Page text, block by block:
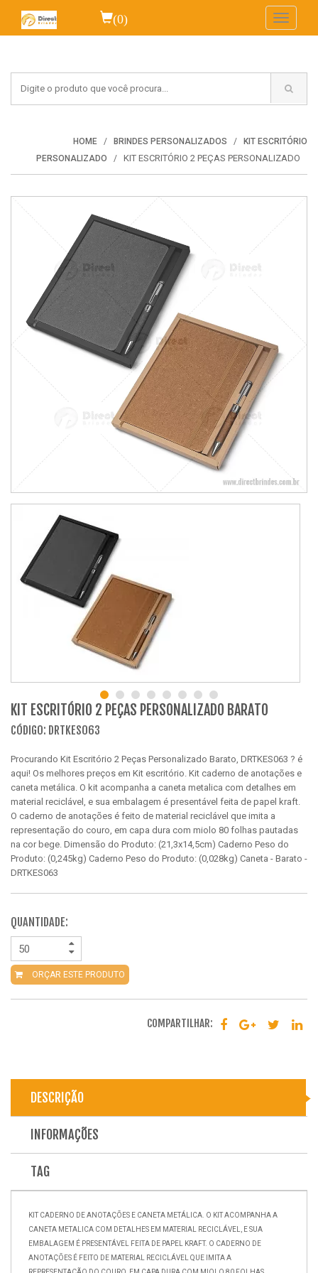
(0)
Toggle
HOME BRINDES PERSONALIZADOS
KIT ESCRITÓRIO
PERSONALIZADO
KIT ESCRITÓRIO 2 PEÇAS PERSONALIZADO
KIT ESCRITÓRIO 2 PEÇAS PERSONALIZADO BARATO
CÓDIGO: DRTKES063
Procurando Kit Escritório 2 Peças Personalizado Barato, DRTKES063 ? é
aqui! Os melhores preços em Kit escritório. Kit caderno de anotações e
caneta metálica. O kit acompanha a caneta metalica com detalhes em
material reciclável, e sua embalagem é presentável feita de papel kraft.
O caderno de anotações é feito de material reciclável que imita a
representação do couro, em capa dura com miolo 80 folhas pautadas
na cor bege. Dimensão do Produto: (21,3x14,5cm) Caderno Peso do
Produto: (0,245kg) Caderno Peso do Produto: (0,028kg) Caneta - Barato -
DRTKES063
QUANTIDADE:
ORÇAR ESTE PRODUTO
COMPARTILHAR:
DESCRIÇÃO
INFORMAÇÕES
TAG
KIT CADERNO DE ANOTAÇÕES E CANETA METÁLICA. O KIT ACOMPANHA A
CANETA METALICA COM DETALHES EM MATERIAL RECICLÁVEL, E SUA
EMBALAGEM É PRESENTÁVEL FEITA DE PAPEL KRAFT. O CADERNO DE
ANOTAÇÕES É FEITO DE MATERIAL RECICLÁVEL QUE IMITA A